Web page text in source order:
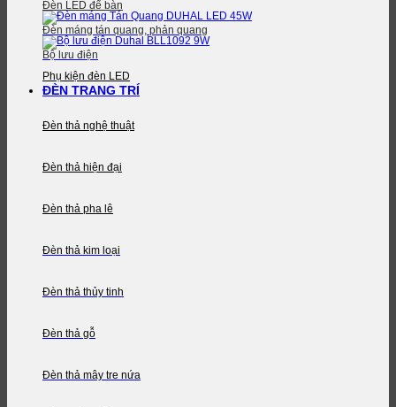
Đèn LED để bàn
Đèn máng tán quang, phản quang
Bộ lưu điện
Phụ kiện đèn LED
ĐÈN TRANG TRÍ
Đèn thả nghệ thuật
Đèn thả hiện đại
Đèn thả pha lê
Đèn thả kim loại
Đèn thả thủy tinh
Đèn thả gỗ
Đèn thả mây tre nứa